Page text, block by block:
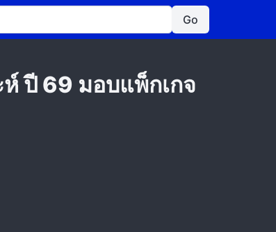
Go
ปี 69 มอบแพ็กเกจ